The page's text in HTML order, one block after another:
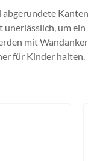
abgerundete
um
mit
für Kinder halten.